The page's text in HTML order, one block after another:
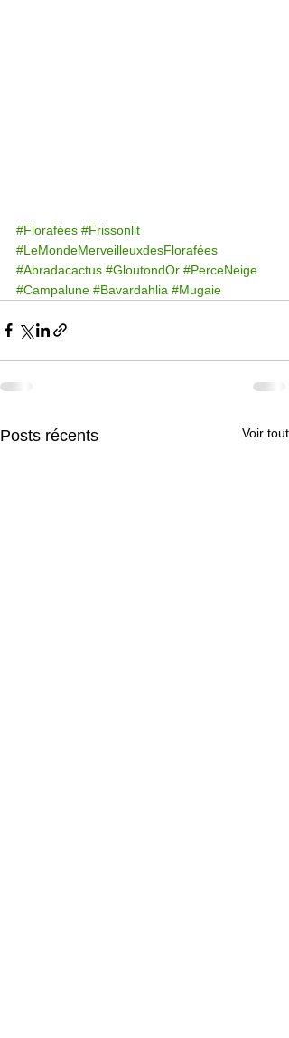
#Florafées #Frissonlit
#LeMondeMerveilleuxdesFlorafées
#Abradacactus #GloutondOr #PerceNeige
#Campalune #Bavardahlia #Mugaie
Posts récents Voir tout